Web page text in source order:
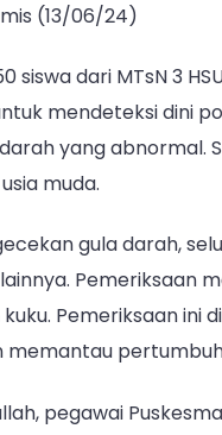
(13/06/24)
siswa dari MTsN 3
mendeteksi dini
yang abnormal.
muda.
gula darah,
Pemeriksaan
Pemeriksaan ini
memantau
pegawai